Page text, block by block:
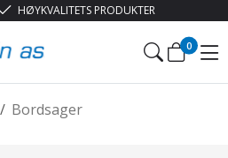
HØYKVALITETS PRODUKTER
0
/ Bordsager